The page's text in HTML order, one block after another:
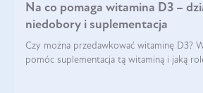
Na co pomaga witamina D3 –
niedobory i suplementacja
Czy można przedawkować witaminę D3?
pomóc suplementacja tą witaminą i jaką